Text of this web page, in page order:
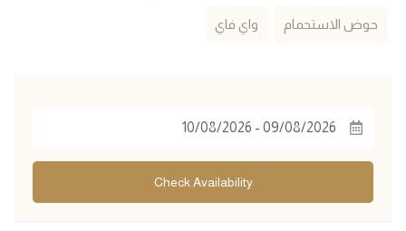
حوض الاستحمام واي فاي
Check Availability